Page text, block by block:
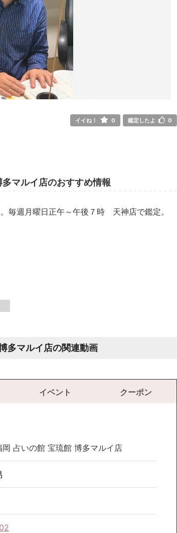
イイね！ 0 鑑定したよ 0
マルイ店のおすすめ情報
毎週月曜日正午～午後７時 天神店で鑑定。
多マルイ店の関連動画
イベント クーポン
占いの館 宝琉館 博多マルイ店